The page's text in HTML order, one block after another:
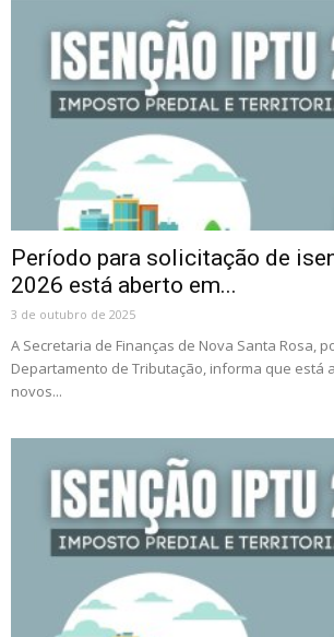
Período para solicitação de
2026 está aberto em...
3 de outubro de 2025
A Secretaria de Finanças de Nova Santa Rosa,
Departamento de Tributação, informa que está
novos...